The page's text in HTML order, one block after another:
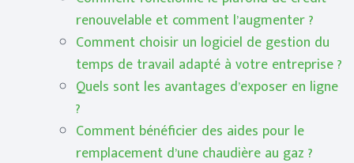
renouvelable et comment l’augmenter ?
Comment choisir un logiciel de gestion du
temps de travail adapté à votre entreprise ?
Quels sont les avantages d’exposer en ligne
?
Comment bénéficier des aides pour le
remplacement d’une chaudière au gaz ?